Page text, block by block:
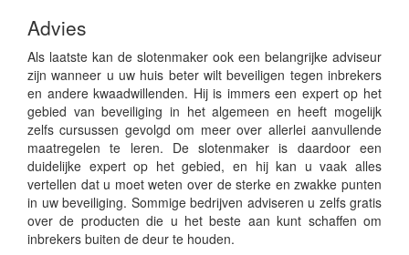
Advies
Als laatste kan de slotenmaker ook een belangrijke adviseur
zijn wanneer u uw huis beter wilt beveiligen tegen inbrekers
en andere kwaadwillenden. Hij is immers een expert op het
gebied van beveiliging in het algemeen en heeft mogelijk
zelfs cursussen gevolgd om meer over allerlei aanvullende
maatregelen te leren. De slotenmaker is daardoor een
duidelijke expert op het gebied, en hij kan u vaak alles
vertellen dat u moet weten over de sterke en zwakke punten
in uw beveiliging. Sommige bedrijven adviseren u zelfs gratis
over de producten die u het beste aan kunt schaffen om
inbrekers buiten de deur te houden.